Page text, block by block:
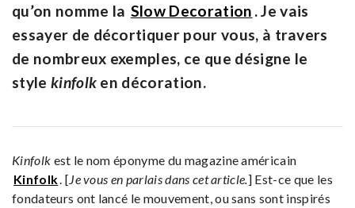
qu’on nomme la Slow Decoration . Je vais
essayer de décortiquer pour vous, à travers
de nombreux exemples, ce que désigne le
style kinfolk en décoration.
Kinfolk est le nom éponyme du magazine américain
Kinfolk . [ Je vous en parlais dans cet article. ] Est-ce que les
fondateurs ont lancé le mouvement, ou sans sont inspirés